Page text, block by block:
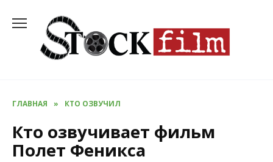
содержанию
ГЛАВНАЯ » КТО ОЗВУЧИЛ
Кто озвучивает фильм
Полет Феникса